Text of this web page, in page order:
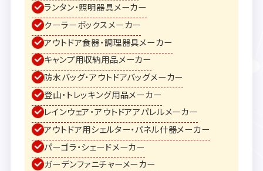
ランタン・照明器具メーカー
クーラーボックスメーカー
アウトドア食器・調理器具メーカー
キャンプ用収納用品メーカー
防水バッグ・アウトドアバッグメーカー
登山・トレッキング用品メーカー
レインウェア・アウトドアアパレルメーカー
アウトドア用シェルター・パネル什器メーカー
パーゴラ・シェードメーカー
ガーデンファニチャーメーカー